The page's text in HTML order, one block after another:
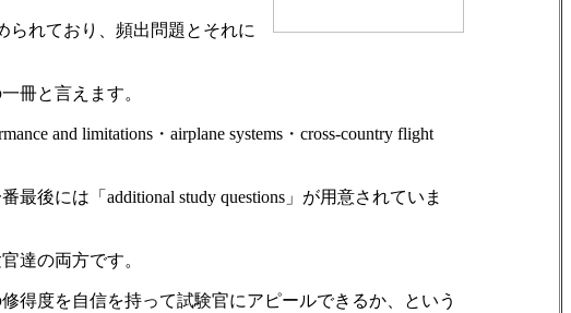
られており、頻出問題とそれに
冊と言えます。
and limitations・airplane systems・cross-country flight
後には「additional study questions」が用意されていま
達の両方です。
得度を自信を持って試験官にアピールできるか、という